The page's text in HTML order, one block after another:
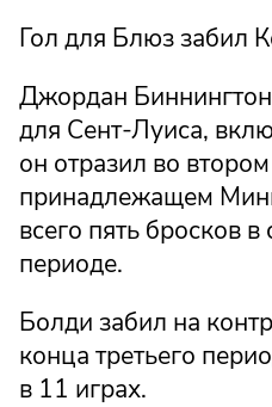
Гол для Блюз забил
Джордан
для Сент-Луиса,
он отразил во
принадлежащем
всего пять бросков в
периоде.
Болди забил на
конца третьего
в 11 играх.